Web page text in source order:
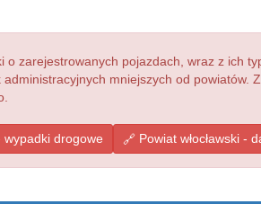
zarejestrowanych pojazdach, wraz z ich
mniejszych od powiatów.
drogowe Powiat włocławski -